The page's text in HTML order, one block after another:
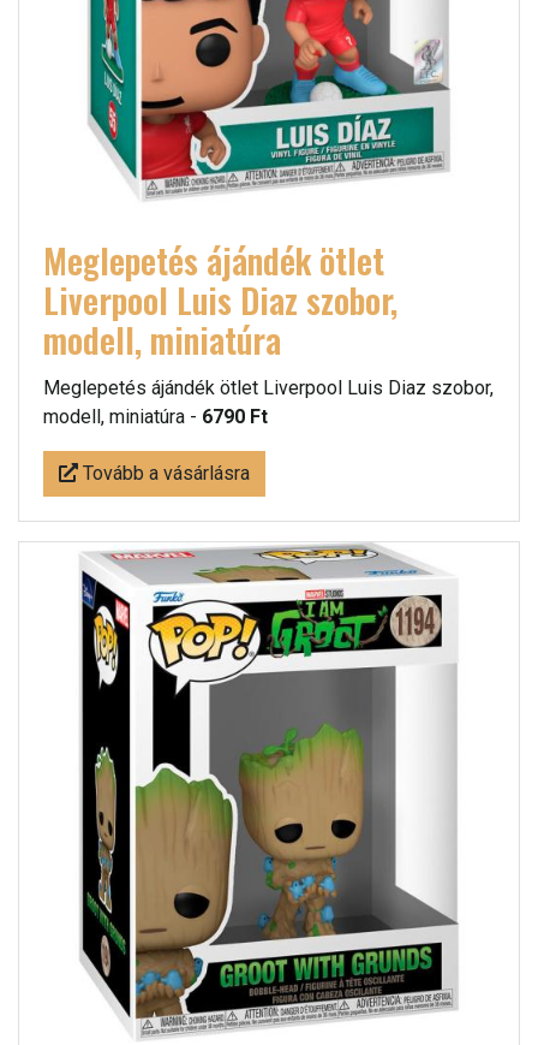
Meglepetés ájándék ötlet
Liverpool Luis Diaz szobor,
modell, miniatúra
Meglepetés ájándék ötlet Liverpool Luis Diaz szobor,
modell, miniatúra - 6790 Ft
Tovább a vásárlásra